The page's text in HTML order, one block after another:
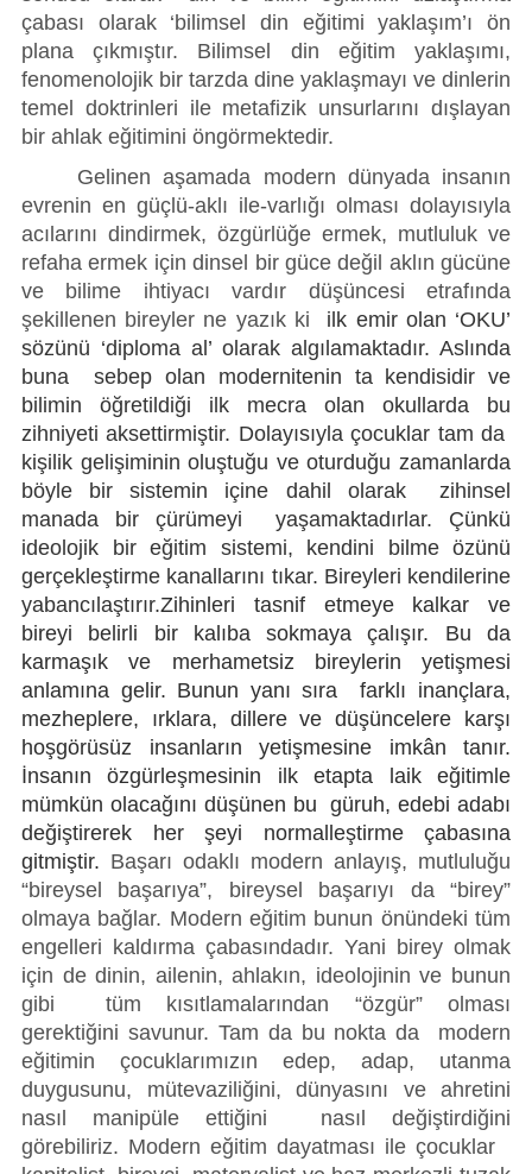
çabası olarak ‘bilimsel din eğitimi yaklaşım’ı ön
plana çıkmıştır. Bilimsel din eğitim yaklaşımı,
fenomenolojik bir tarzda dine yaklaşmayı ve dinlerin
temel doktrinleri ile metafizik unsurlarını dışlayan
bir ahlak eğitimini öngörmektedir.
Gelinen aşamada modern dünyada insanın
evrenin en güçlü-aklı ile-varlığı olması dolayısıyla
acılarını dindirmek, özgürlüğe ermek, mutluluk ve
refaha ermek için dinsel bir güce değil aklın gücüne
ve bilime ihtiyacı vardır düşüncesi etrafında
şekillenen bireyler ne yazık ki ilk emir olan ‘OKU’
sözünü ‘diploma al’ olarak algılamaktadır. Aslında
buna sebep olan modernitenin ta kendisidir ve
bilimin öğretildiği ilk mecra olan okullarda bu
zihniyeti aksettirmiştir. Dolayısıyla çocuklar tam da
kişilik gelişiminin oluştuğu ve oturduğu zamanlarda
böyle bir sistemin içine dahil olarak zihinsel
manada bir çürümeyi yaşamaktadırlar. Çünkü
ideolojik bir eğitim sistemi, kendini bilme özünü
gerçekleştirme kanallarını tıkar. Bireyleri kendilerine
yabancılaştırır.Zihinleri tasnif etmeye kalkar ve
bireyi belirli bir kalıba sokmaya çalışır.
Bu da
karmaşık ve merhametsiz bireylerin yetişmesi
anlamına gelir. Bunun yanı sıra farklı inançlara,
mezheplere, ırklara, dillere ve düşüncelere karşı
hoşgörüsüz insanların yetişmesine imkân tanır.
İnsanın özgürleşmesinin ilk etapta laik eğitimle
mümkün olacağını düşünen bu güruh, edebi adabı
değiştirerek her şeyi normalleştirme çabasına
gitmiştir. Başarı odaklı modern anlayış, mutluluğu
“bireysel başarıya”, bireysel başarıyı da “birey”
olmaya bağlar. Modern eğitim bunun önündeki tüm
engelleri kaldırma çabasındadır. Yani birey olmak
için de dinin, ailenin, ahlakın, ideolojinin ve bunun
gibi tüm kısıtlamalarından “özgür” olması
gerektiğini savunur. Tam da bu nokta da modern
eğitimin çocuklarımızın edep, adap, utanma
duygusunu, mütevaziliğini, dünyasını ve ahretini
nasıl manipüle ettiğini nasıl değiştirdiğini
görebiliriz. Modern eğitim dayatması ile çocuklar